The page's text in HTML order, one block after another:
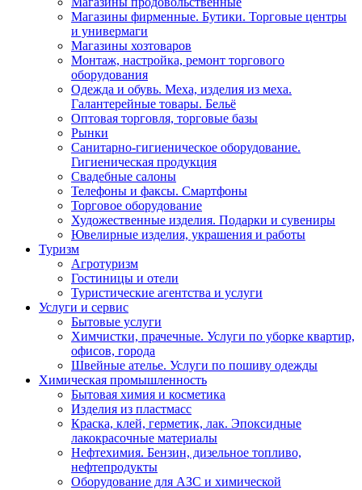
Магазины фирменные. Бутики. Торговые центры
и универмаги
Магазины хозтоваров
Монтаж, настройка, ремонт торгового
оборудования
Одежда и обувь. Меха, изделия из меха.
Галантерейные товары. Бельё
Оптовая торговля, торговые базы
Рынки
Санитарно-гигиеническое оборудование.
Гигиеническая продукция
Свадебные салоны
Телефоны и факсы. Смартфоны
Торговое оборудование
Художественные изделия. Подарки и сувениры
Ювелирные изделия, украшения и работы
Туризм
Агротуризм
Гостиницы и отели
Туристические агентства и услуги
Услуги и сервис
Бытовые услуги
Химчистки, прачечные. Услуги по уборке квартир,
офисов, города
Швейные ателье. Услуги по пошиву одежды
Химическая промышленность
Бытовая химия и косметика
Изделия из пластмасс
Краска, клей, герметик, лак. Эпоксидные
лакокрасочные материалы
Нефтехимия. Бензин, дизельное топливо,
нефтепродукты
Оборудование для АЗС и химической